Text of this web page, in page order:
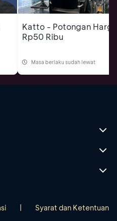
Katto - Potongan Harga
Rp50 Ribu
Masa berlaku sudah lewat
| Syarat dan Ketentuan